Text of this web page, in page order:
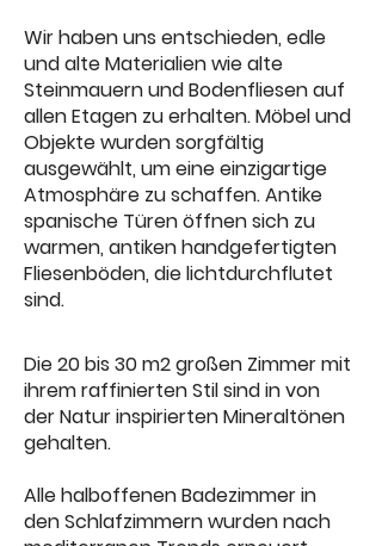
Wir haben uns entschieden, edle
und alte Materialien wie alte
Steinmauern und Bodenfliesen auf
allen Etagen zu erhalten. Möbel und
Objekte wurden sorgfältig
ausgewählt, um eine einzigartige
Atmosphäre zu schaffen. Antike
spanische Türen öffnen sich zu
warmen, antiken handgefertigten
Fliesenböden, die lichtdurchflutet
sind.
Die 20 bis 30 m2 großen Zimmer mit
ihrem raffinierten Stil sind in von
der Natur inspirierten Mineraltönen
gehalten.
Alle halboffenen Badezimmer in
den Schlafzimmern wurden nach